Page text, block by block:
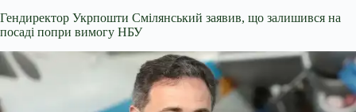
Гендиректор Укрпошти Смілянський заявив, що залишився на
посаді попри вимогу НБУ